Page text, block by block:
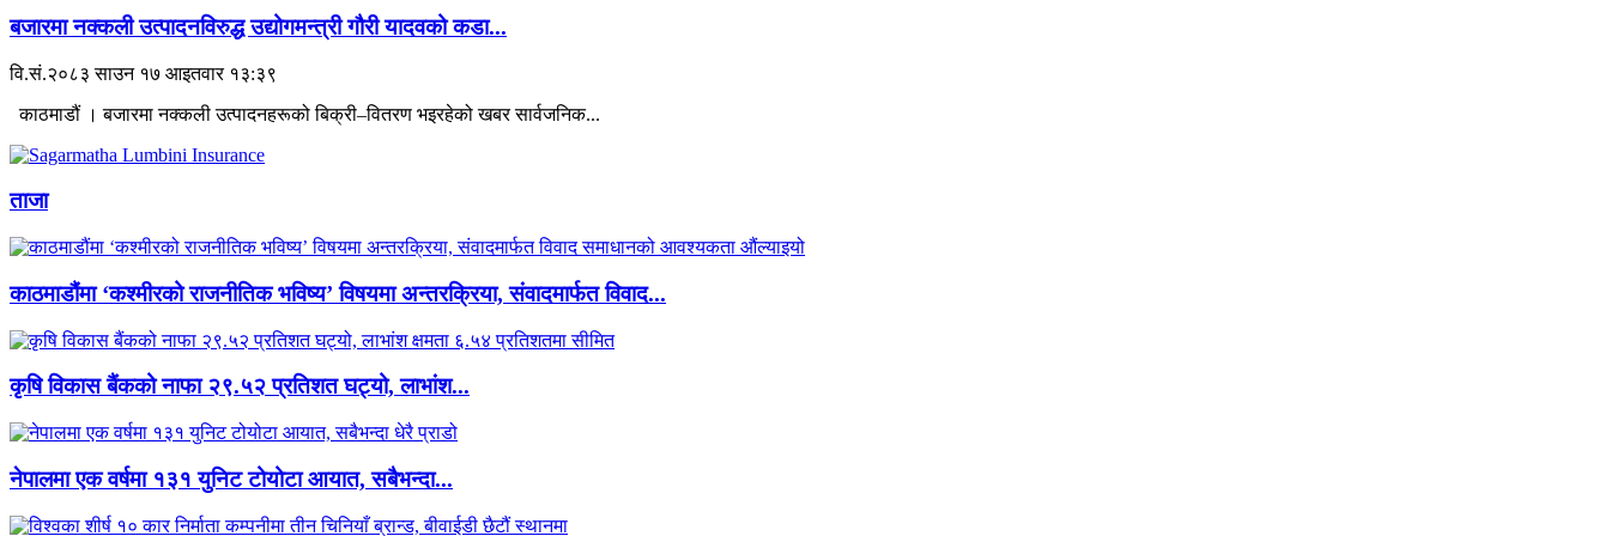
बजारमा नक्कली उत्पादनविरुद्ध उद्योगमन्त्री गौरी यादवको कडा...
वि.सं.२०८३ साउन १७ आइतवार १३:३९
काठमाडौं । बजारमा नक्कली उत्पादनहरूको बिक्री–वितरण भइरहेको खबर सार्वजनिक...
ताजा
काठमाडौंमा ‘कश्मीरको राजनीतिक भविष्य’ विषयमा अन्तरक्रिया, संवादमार्फत विवाद...
कृषि विकास बैंकको नाफा २९.५२ प्रतिशत घट्यो, लाभांश...
नेपालमा एक वर्षमा १३१ युनिट टोयोटा आयात, सबैभन्दा...